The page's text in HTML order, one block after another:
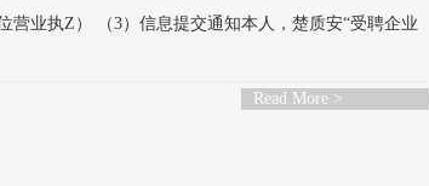
业执Z） （3）信息提交通知本人，楚质安“受聘企业
Read More >